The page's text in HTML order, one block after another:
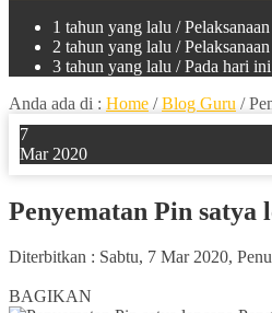
1 tahun yang lalu /
2 tahun yang lalu /
3 tahun yang lalu / Pada hari
Anda ada di : Home /Blog Guru /
7
Mar 2020
Penyematan Pin
Diterbitkan : Sabtu, 7 Mar 2020,
BAGIKAN